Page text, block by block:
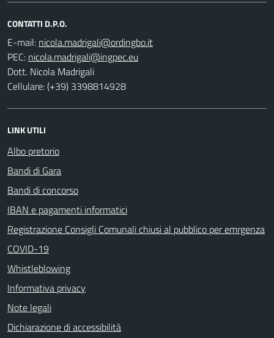
CONTATTI D.P.O.
E-mail:
PEC:
Dott. Nicola Madrigali
Cellulare: (+39) 3398814928
LINK UTILI
Albo pretorio
Bandi di Gara
Bandi di concorso
IBAN e pagamenti informatici
Registrazione Consigli Comunali chiusi al pubblico per emrgenza
COVID-19
Whistleblowing
Informativa privacy
Note legali
Dichiarazione di accessibilità